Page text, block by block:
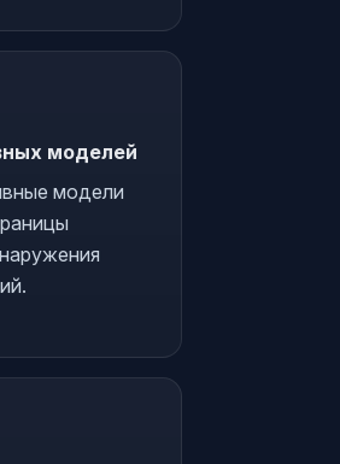
моделей
модели